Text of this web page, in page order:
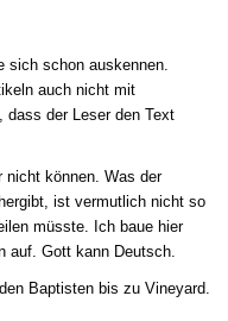
sich schon auskennen.
auch nicht mit
dass der Leser den Text
nicht können. Was der
ist vermutlich nicht so
müsste. Ich baue hier
auf. Gott kann Deutsch.
Baptisten bis zu Vineyard.